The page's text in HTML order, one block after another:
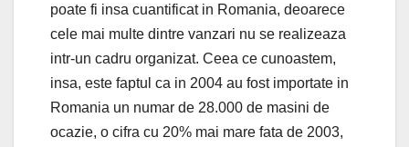
poate fi insa cuantificat in Romania, deoarece
cele mai multe dintre vanzari nu se realizeaza
intr-un cadru organizat. Ceea ce cunoastem,
insa, este faptul ca in 2004 au fost importate in
Romania un numar de 28.000 de masini de
ocazie, o cifra cu 20% mai mare fata de 2003,